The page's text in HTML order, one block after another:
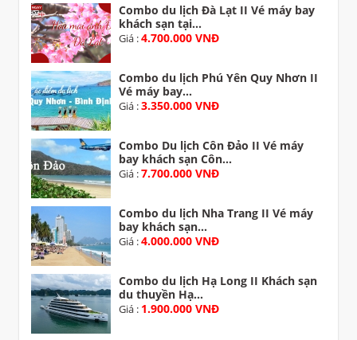
Combo du lịch Đà Lạt II Vé máy bay
khách sạn tại...
Giá :4.700.000 VNĐ
Combo du lịch Phú Yên Quy Nhơn II
Vé máy bay...
Giá :3.350.000 VNĐ
Combo Du lịch Côn Đảo II Vé máy
bay khách sạn Côn...
Giá :7.700.000 VNĐ
Combo du lịch Nha Trang II Vé máy
bay khách sạn...
Giá :4.000.000 VNĐ
Combo du lịch Hạ Long II Khách sạn
du thuyền Hạ...
Giá : 1.900.000 VNĐ